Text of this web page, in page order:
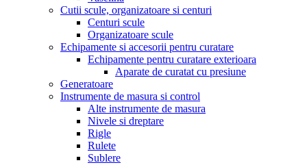
Cutii scule, organizatoare si centuri
Centuri scule
Organizatoare scule
Echipamente si accesorii pentru curatare
Echipamente pentru curatare exterioara
Aparate de curatat cu presiune
Generatoare
Instrumente de masura si control
Alte instrumente de masura
Nivele si dreptare
Rigle
Rulete
Sublere